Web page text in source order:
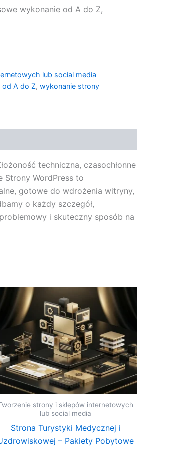
wykonanie od A do Z,
lub social media
od A do Z, wykonanie strony
techniczna, czasochłonne
Strony WordPress to
gotowe do wdrożenia witryny,
o każdy szczegół,
i skuteczny sposób na
strony i sklepów internetowych
lub social media
Strona Turystyki Medycznej i
– Pakiety Pobytowe